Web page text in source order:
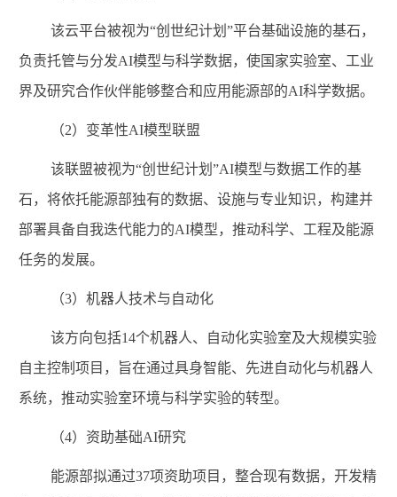
该云平台被视为“创世纪计划”平台基础设施的基石，
负责托管与分发AI模型与科学数据，使国家实验室、工业
界及研究合作伙伴能够整合和应用能源部的AI科学数据。
（2）变革性AI模型联盟
该联盟被视为“创世纪计划”AI模型与数据工作的基
石，将依托能源部独有的数据、设施与专业知识，构建并
部署具备自我迭代能力的AI模型，推动科学、工程及能源
任务的发展。
（3）机器人技术与自动化
该方向包括14个机器人、自动化实验室及大规模实验
自主控制项目，旨在通过具身智能、先进自动化与机器人
系统，推动实验室环境与科学实验的转型。
（4）资助基础AI研究
能源部拟通过37项资助项目，整合现有数据，开发精